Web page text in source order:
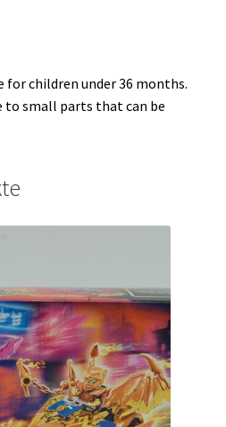
for children under 36 months.
to small parts that can be